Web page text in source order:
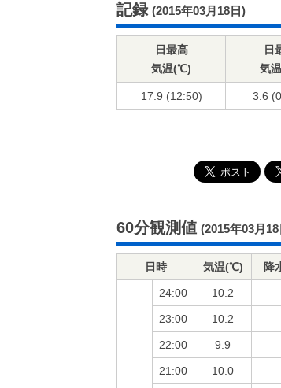
記録 (2015年03月18日)
日最高
気温(℃)
日
気
17.9 (12:50) 3.6
60分観測値 (2015年03月
日時 気温(℃) 降
24:00 10.2
23:00 10.2
22:00 9.9
21:00 10.0